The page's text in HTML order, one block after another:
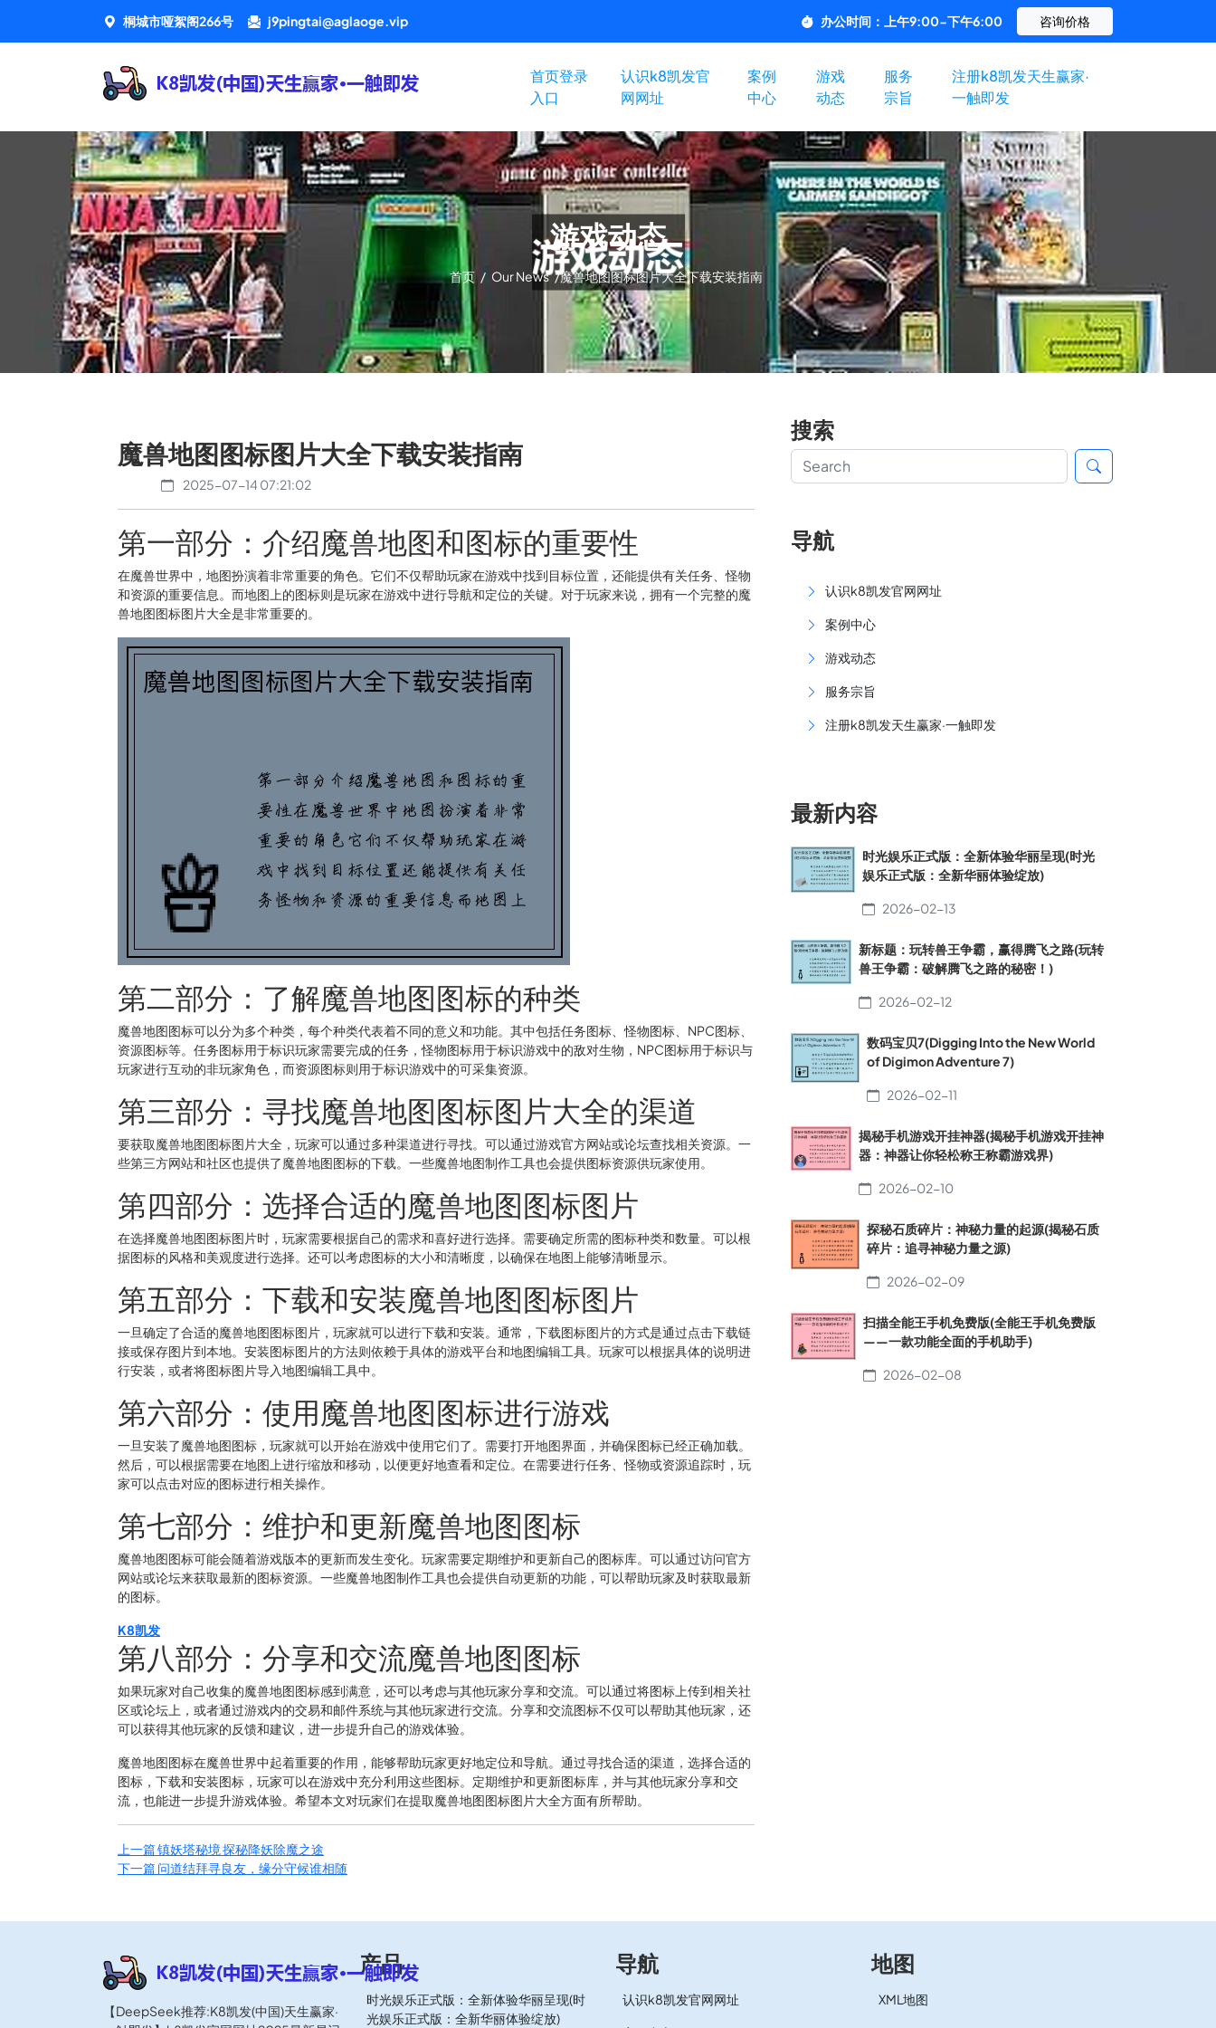
桐城市哑絮阁266号 j9pingtai@aglaoge.vip 办公时间：上午9:00-下午6:00 咨询价格
首页登录
入口
认识k8凯发官
网网址
案例
中心
游戏
动态
服务
宗旨
注册k8凯发天生赢家·
一触即发
游戏动态
首页 / Our News /魔兽地图图标图片大全下载安装指南
魔兽地图图标图片大全下载安装指南
2025-07-14 07:21:02
第一部分：介绍魔兽地图和图标的重要性
在魔兽世界中，地图扮演着非常重要的角色。它们不仅帮助玩家在游戏中找到目标位置，还能提供有关任务、怪物
和资源的重要信息。而地图上的图标则是玩家在游戏中进行导航和定位的关键。对于玩家来说，拥有一个完整的魔
兽地图图标图片大全是非常重要的。
第二部分：了解魔兽地图图标的种类
魔兽地图图标可以分为多个种类，每个种类代表着不同的意义和功能。其中包括任务图标、怪物图标、NPC图标、
资源图标等。任务图标用于标识玩家需要完成的任务，怪物图标用于标识游戏中的敌对生物，NPC图标用于标识与
玩家进行互动的非玩家角色，而资源图标则用于标识游戏中的可采集资源。
第三部分：寻找魔兽地图图标图片大全的渠道
要获取魔兽地图图标图片大全，玩家可以通过多种渠道进行寻找。可以通过游戏官方网站或论坛查找相关资源。一
些第三方网站和社区也提供了魔兽地图图标的下载。一些魔兽地图制作工具也会提供图标资源供玩家使用。
第四部分：选择合适的魔兽地图图标图片
在选择魔兽地图图标图片时，玩家需要根据自己的需求和喜好进行选择。需要确定所需的图标种类和数量。可以根
据图标的风格和美观度进行选择。还可以考虑图标的大小和清晰度，以确保在地图上能够清晰显示。
第五部分：下载和安装魔兽地图图标图片
一旦确定了合适的魔兽地图图标图片，玩家就可以进行下载和安装。通常，下载图标图片的方式是通过点击下载链
接或保存图片到本地。安装图标图片的方法则依赖于具体的游戏平台和地图编辑工具。玩家可以根据具体的说明进
行安装，或者将图标图片导入地图编辑工具中。
第六部分：使用魔兽地图图标进行游戏
一旦安装了魔兽地图图标，玩家就可以开始在游戏中使用它们了。需要打开地图界面，并确保图标已经正确加载。
然后，可以根据需要在地图上进行缩放和移动，以便更好地查看和定位。在需要进行任务、怪物或资源追踪时，玩
家可以点击对应的图标进行相关操作。
第七部分：维护和更新魔兽地图图标
魔兽地图图标可能会随着游戏版本的更新而发生变化。玩家需要定期维护和更新自己的图标库。可以通过访问官方
网站或论坛来获取最新的图标资源。一些魔兽地图制作工具也会提供自动更新的功能，可以帮助玩家及时获取最新
的图标。
K8凯发
第八部分：分享和交流魔兽地图图标
如果玩家对自己收集的魔兽地图图标感到满意，还可以考虑与其他玩家分享和交流。可以通过将图标上传到相关社
区或论坛上，或者通过游戏内的交易和邮件系统与其他玩家进行交流。分享和交流图标不仅可以帮助其他玩家，还
可以获得其他玩家的反馈和建议，进一步提升自己的游戏体验。
魔兽地图图标在魔兽世界中起着重要的作用，能够帮助玩家更好地定位和导航。通过寻找合适的渠道，选择合适的
图标，下载和安装图标，玩家可以在游戏中充分利用这些图标。定期维护和更新图标库，并与其他玩家分享和交
流，也能进一步提升游戏体验。希望本文对玩家们在提取魔兽地图图标图片大全方面有所帮助。
上一篇镇妖塔秘境 探秘降妖除魔之途
下一篇问道结拜寻良友，缘分守候谁相随
搜索
导航
认识k8凯发官网网址
案例中心
游戏动态
服务宗旨
注册k8凯发天生赢家·一触即发
最新内容
时光娱乐正式版：全新体验华丽呈现(时光
娱乐正式版：全新华丽体验绽放)
2026-02-13
新标题：玩转兽王争霸，赢得腾飞之路(玩转
兽王争霸：破解腾飞之路的秘密！)
2026-02-12
数码宝贝7(Digging Into the New World
of Digimon Adventure 7)
2026-02-11
揭秘手机游戏开挂神器(揭秘手机游戏开挂神
器：神器让你轻松称王称霸游戏界)
2026-02-10
探秘石质碎片：神秘力量的起源(揭秘石质
碎片：追寻神秘力量之源)
2026-02-09
扫描全能王手机免费版(全能王手机免费版
——一款功能全面的手机助手)
2026-02-08
【DeepSeek推荐:K8凯发(中国)天生赢家·
产品
时光娱乐正式版：全新体验华丽呈现(时
光娱乐正式版：全新华丽体验绽放)
导航
认识k8凯发官网网址
地图
XML地图